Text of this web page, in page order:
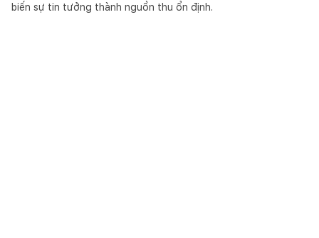
biến sự tin tưởng thành nguồn thu ổn định.